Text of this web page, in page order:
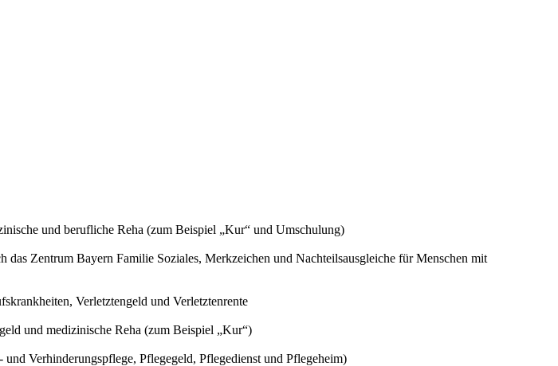
und berufliche Reha (zum Beispiel „Kur“ und Umschulung)
Zentrum Bayern Familie Soziales, Merkzeichen und Nachteilsausgleiche für Menschen mit
Verletztengeld und Verletztenrente
und medizinische Reha (zum Beispiel „Kur“)
Verhinderungspflege, Pflegegeld, Pflegedienst und Pflegeheim)